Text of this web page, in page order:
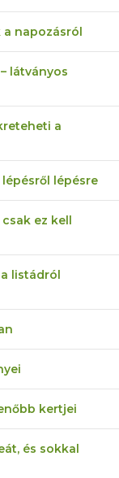
a napozásról
látványos
a
lépésre
ez kell
listádról
kertjei
és sokkal